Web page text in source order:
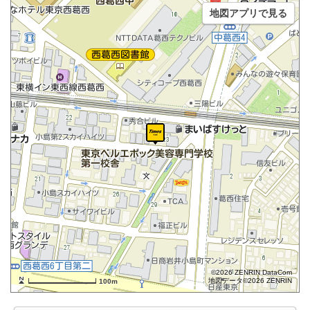
100m
©2026 ZENRIN DataCom
地図データ©2026 ZENRIN
地図アプリで見る